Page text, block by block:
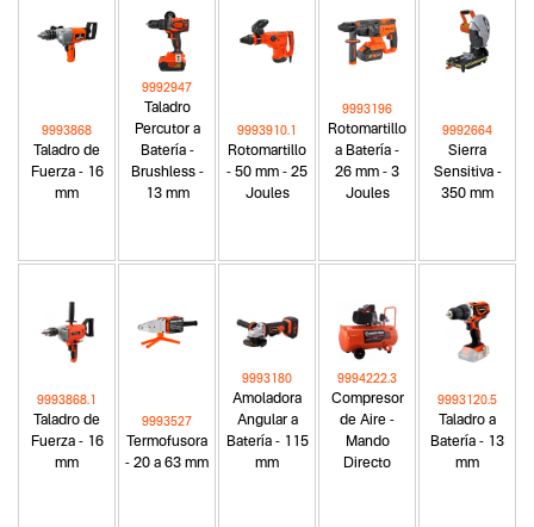
Taladro de
Fuerza - 16
mm
9993868
Taladro
Percutor a
Batería -
Brushless -
13 mm
9992947
Rotomartillo
- 50 mm - 25
Joules
9993910.1
Rotomartillo
a Batería -
26 mm - 3
Joules
9993196
Sierra
Sensitiva -
350 mm
9992664
Taladro de
Fuerza - 16
mm
9993868.1
Termofusora
- 20 a 63 mm
9993527
Amoladora
Angular a
Batería - 115
mm
9993180
Compresor
de Aire -
Mando
Directo
9994222.3
Taladro a
Batería - 13
mm
9993120.5